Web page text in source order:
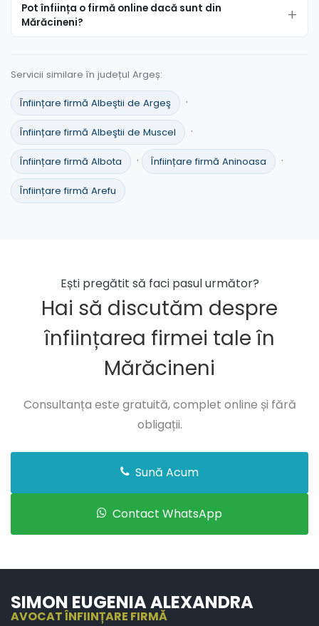
Pot înființa o firmă online dacă sunt din
Mărăcineni?
Servicii similare în județul Argeș:
Înființare firmă Albeştii de Argeş ·
Înființare firmă Albeştii de Muscel ·
Înființare firmă Albota · Înființare firmă Aninoasa ·
Înființare firmă Arefu
Ești pregătit să faci pasul următor?
Hai să discutăm despre
înființarea firmei tale în
Mărăcineni
Consultanța este gratuită, complet online și fără
obligații.
Sună Acum
Contact WhatsApp
SIMON EUGENIA ALEXANDRA
AVOCAT ÎNFIINȚARE FIRMĂ